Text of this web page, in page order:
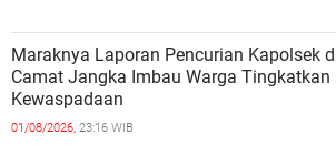
Maraknya Laporan Pencurian Kapolsek
Camat Jangka Imbau Warga Tingkatkan
Kewaspadaan
01/08/2026, 23:16 WIB